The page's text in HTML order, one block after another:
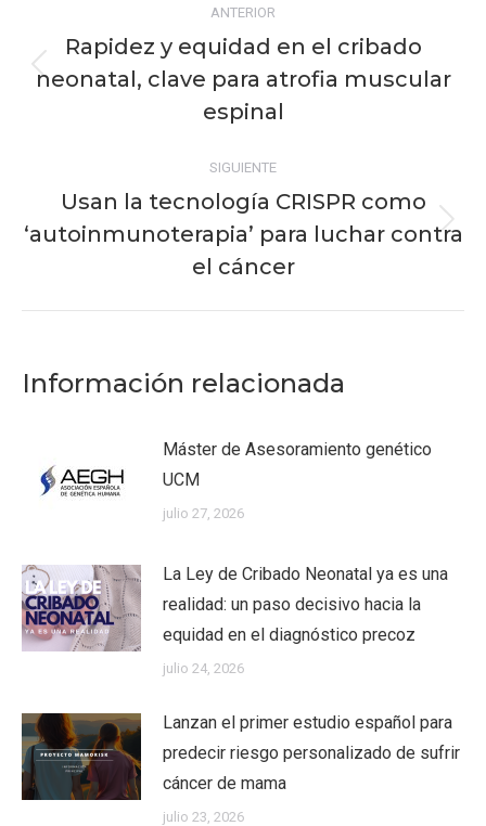
entre
publicaciones
ANTERIOR
Publicación
anterior:
Rapidez y equidad en el cribado
neonatal, clave para atrofia muscular
espinal
SIGUIENTE
Publicación
siguiente:
Usan la tecnología CRISPR como
‘autoinmunoterapia’ para luchar contra
el cáncer
Información relacionada
Máster de Asesoramiento genético
UCM
julio 27, 2026
La Ley de Cribado Neonatal ya es una
realidad: un paso decisivo hacia la
equidad en el diagnóstico precoz
julio 24, 2026
Lanzan el primer estudio español para
predecir riesgo personalizado de sufrir
cáncer de mama
julio 23, 2026